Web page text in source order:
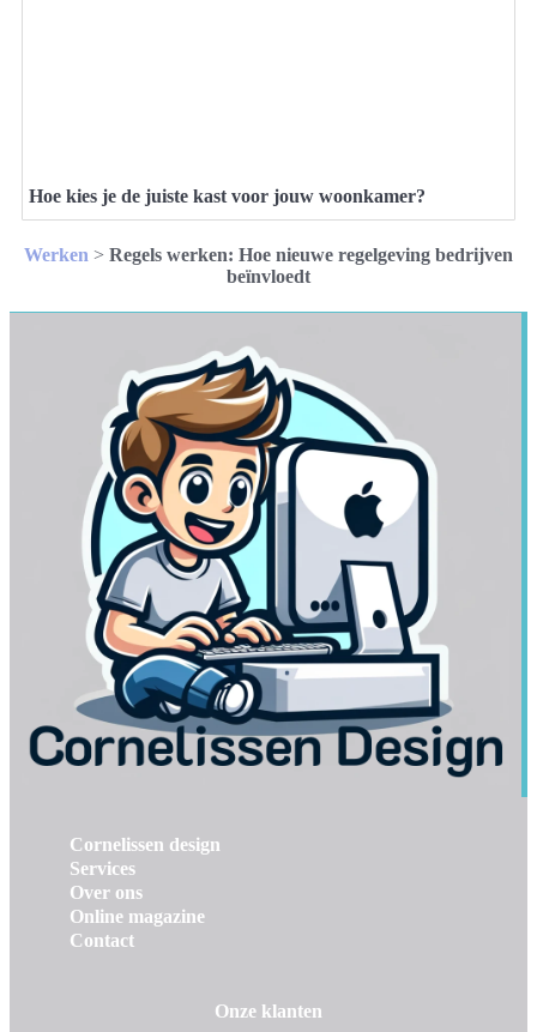
Hoe kies je de juiste kast voor jouw woonkamer?
Werken > Regels werken: Hoe nieuwe regelgeving bedrijven
beïnvloedt
Cornelissen design
Services
Over ons
Online magazine
Contact
Onze klanten